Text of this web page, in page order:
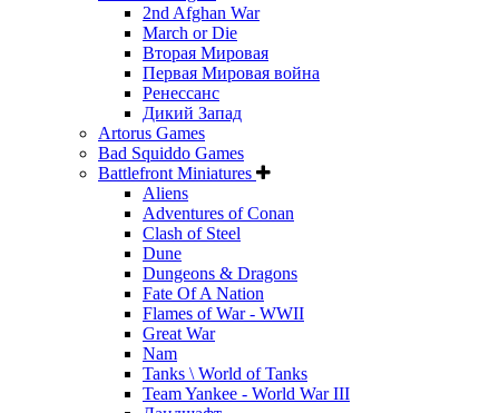
2nd Afghan War
March or Die
Вторая Мировая
Первая Мировая война
Ренессанс
Дикий Запад
Artorus Games
Bad Squiddo Games
Battlefront Miniatures
Aliens
Adventures of Conan
Clash of Steel
Dune
Dungeons & Dragons
Fate Of A Nation
Flames of War - WWII
Great War
Nam
Tanks \ World of Tanks
Team Yankee - World War III